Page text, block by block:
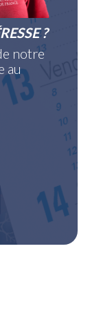
?
notre
au